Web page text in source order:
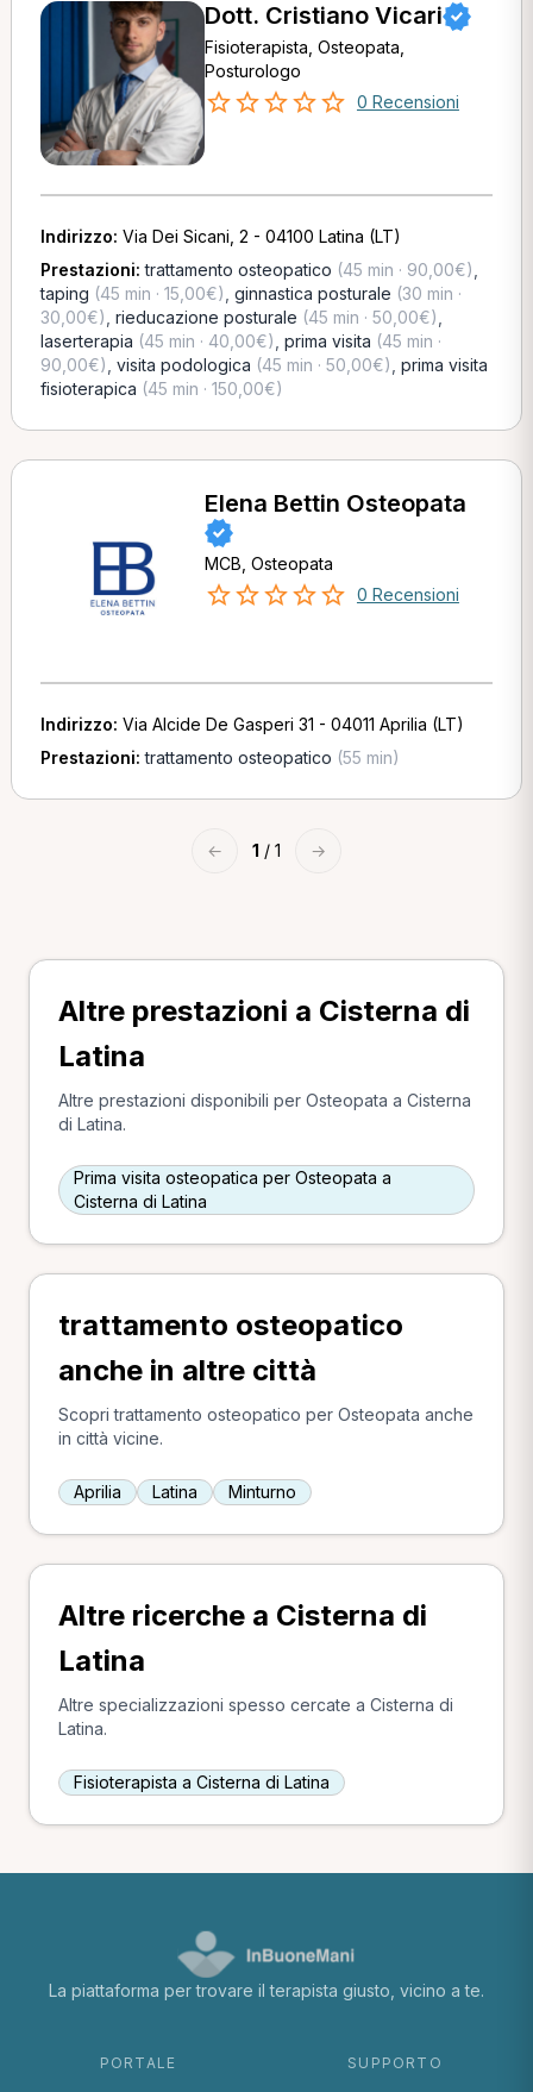
Dott. Cristiano Vicari
Fisioterapista, Osteopata,
Posturologo
0 Recensioni
Indirizzo: Via Dei Sicani, 2 - 04100 Latina (LT)
Prestazioni:trattamento osteopatico (45 min · 90,00€)
taping (45 min · 15,00€) ginnastica posturale (30 min ·
30,00€) rieducazione posturale (45 min · 50,00€)
laserterapia (45 min · 40,00€) prima visita (45 min ·
90,00€) visita podologica (45 min · 50,00€) prima visita
fisioterapica (45 min · 150,00€)
Elena Bettin Osteopata
MCB, Osteopata
0 Recensioni
Indirizzo: Via Alcide De Gasperi 31 - 04011 Aprilia (LT)
Prestazioni:trattamento osteopatico (55 min)
← 1 / 1 →
Altre prestazioni a Cisterna di
Latina
Altre prestazioni disponibili per Osteopata a Cisterna
di Latina.
Prima visita osteopatica per Osteopata a
Cisterna di Latina
trattamento osteopatico
anche in altre città
Scopri trattamento osteopatico per Osteopata anche
in città vicine.
Aprilia Latina Minturno
Altre ricerche a Cisterna di
Latina
Altre specializzazioni spesso cercate a Cisterna di
Latina.
Fisioterapista a Cisterna di Latina
La piattaforma per trovare il terapista giusto, vicino a te.
PORTALE SUPPORTO